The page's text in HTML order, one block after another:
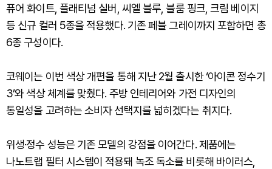
퓨어 화이트, 플래티넘 실버, 씨엘 블루, 블룸 핑크, 크림 베이지
등 신규 컬러 5종을 적용했다. 기존 페블 그레이까지 포함하면 총
6종 구성이다.
코웨이는 이번 색상 개편을 통해 지난 2월 출시한 ‘아이콘 정수기
3’와 색상 체계를 맞췄다. 주방 인테리어와 가전 디자인의
통일성을 고려하는 소비자 선택지를 넓히겠다는 취지다.
위생·정수 성능은 기존 모델의 강점을 이어간다. 제품에는
나노트랩 필터 시스템이 적용돼 녹조 독소를 비롯해 바이러스,